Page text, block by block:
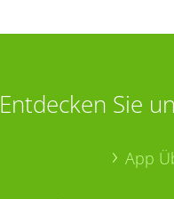
Entdecken Sie
App